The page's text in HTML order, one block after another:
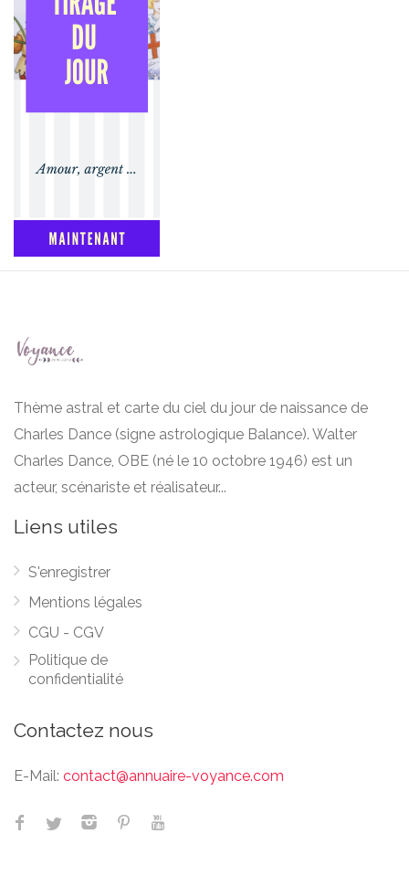
Thème astral et carte du ciel du jour de naissance de
Charles Dance (signe astrologique Balance). Walter
Charles Dance, OBE (né le 10 octobre 1946) est un
acteur, scénariste et réalisateur...
Liens utiles
S'enregistrer
Mentions légales
CGU - CGV
Politique de
confidentialité
Contactez nous
E-Mail: contact@annuaire-voyance.com